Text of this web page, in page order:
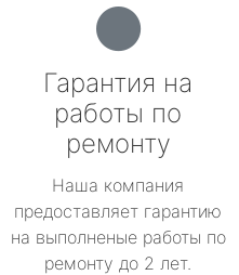
Гарантия на
работы по
ремонту
Наша компания
предоставляет гарантию
на выполненые работы по
ремонту до 2 лет.